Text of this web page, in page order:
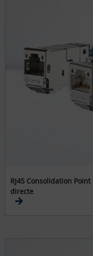
RJ45 Consolidation
directe